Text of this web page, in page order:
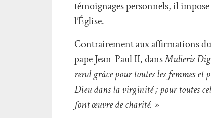
témoignages personnels, il
l’Église.
Contrairement aux affirmations
pape Jean-Paul II, dansMulieris
rend grâce pour toutes les femmes et
Dieu dans la virginité ; pour toutes
font œuvre de charité. »